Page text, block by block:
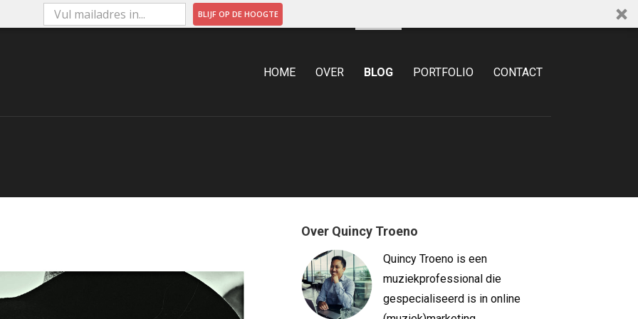
BLIJF OP DE HOOGTE
HOME OVER BLOG PORTFOLIO CONTACT
Over Quincy Troeno
Quincy Troeno is een
muziekprofessional die
gespecialiseerd is in online